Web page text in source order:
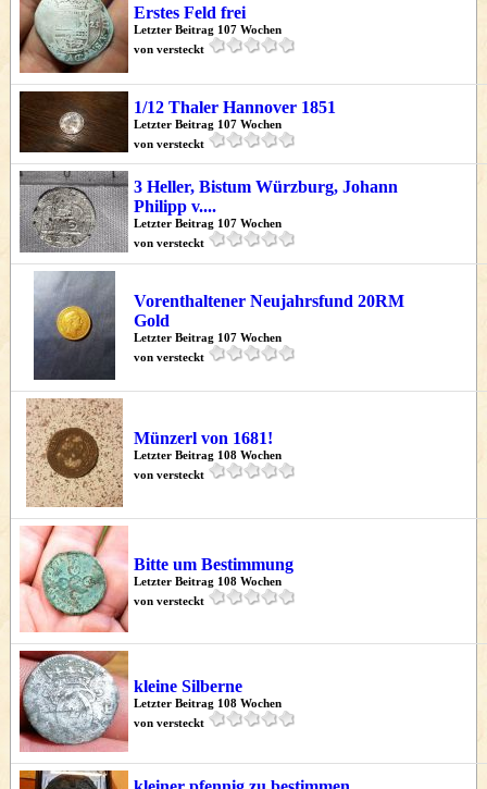
Erstes Feld frei
Letzter Beitrag 107 Wochen
von versteckt
1/12 Thaler Hannover 1851
Letzter Beitrag 107 Wochen
von versteckt
3 Heller, Bistum Würzburg, Johann
Philipp v....
Letzter Beitrag 107 Wochen
von versteckt
Vorenthaltener Neujahrsfund 20RM
Gold
Letzter Beitrag 107 Wochen
von versteckt
Münzerl von 1681!
Letzter Beitrag 108 Wochen
von versteckt
Bitte um Bestimmung
Letzter Beitrag 108 Wochen
von versteckt
kleine Silberne
Letzter Beitrag 108 Wochen
von versteckt